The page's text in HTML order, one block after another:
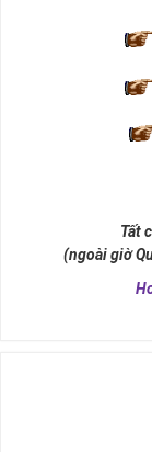
nhiều thành công,
và tính hai mặt. Số
đời, nơi bạn phải
Tất
(ngoài giờ